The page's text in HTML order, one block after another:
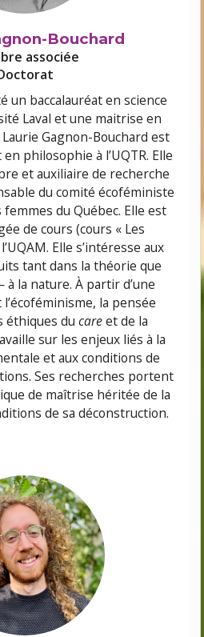
Bouchard
associée
un baccalauréat en science
Laval et une maitrise en
Laurie Gagnon-Bouchard est
philosophie à l’UQTR. Elle
et auxiliaire de recherche
du comité écoféministe
du Québec. Elle est
de cours (cours « Les
Elle s’intéresse aux
tant dans la théorie que
la nature. À partir d’une
la pensée
éthiques du careet de la
sur les enjeux liés à la
et aux conditions de
Ses recherches portent
de maîtrise héritée de la
de sa déconstruction.